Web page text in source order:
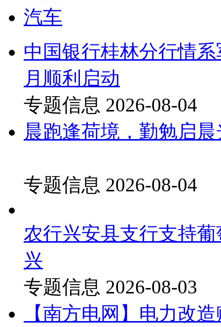
汽车
中国银行桂林分行情
月顺利启动
专题信息 2026-08-04
晨跑逢荷境，勤勉启晨
专题信息 2026-08-04
农行兴安县支行支持
兴
专题信息 2026-08-03
【南方电网】电力改